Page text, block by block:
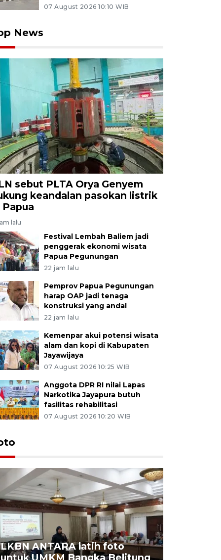
07 August 2026 10:10 WIB
News
sebut PLTA Orya Genyem
keandalan pasokan listrik
Papua
lalu
Festival Lembah Baliem jadi
penggerak ekonomi wisata
Papua Pegunungan
22 jam lalu
Pemprov Papua Pegunungan
harap OAP jadi tenaga
konstruksi yang andal
22 jam lalu
Kemenpar akui potensi wisata
alam dan kopi di Kabupaten
Jayawijaya
07 August 2026 10:25 WIB
Anggota DPR RI nilai Lapas
Narkotika Jayapura butuh
fasilitas rehabilitasi
07 August 2026 10:20 WIB
LKBN ANTARA latih foto